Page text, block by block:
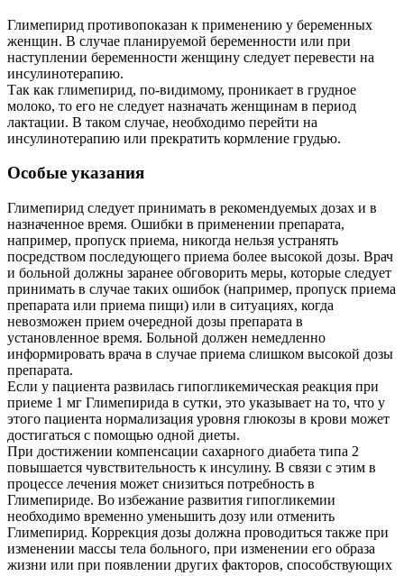
Глимепирид противопоказан к применению у беременных
женщин. В случае планируемой беременности или при
наступлении беременности женщину следует перевести на
инсулинотерапию.
Так как глимепирид, по-видимому, проникает в грудное
молоко, то его не следует назначать женщинам в период
лактации. В таком случае, необходимо перейти на
инсулинотерапию или прекратить кормление грудью.
Особые указания
Глимепирид следует принимать в рекомендуемых дозах и в
назначенное время. Ошибки в применении препарата,
например, пропуск приема, никогда нельзя устранять
посредством последующего приема более высокой дозы. Врач
и больной должны заранее обговорить меры, которые следует
принимать в случае таких ошибок (например, пропуск приема
препарата или приема пищи) или в ситуациях, когда
невозможен прием очередной дозы препарата в
установленное время. Больной должен немедленно
информировать врача в случае приема слишком высокой дозы
препарата.
Если у пациента развилась гипогликемическая реакция при
приеме 1 мг Глимепирида в сутки, это указывает на то, что у
этого пациента нормализация уровня глюкозы в крови может
достигаться с помощью одной диеты.
При достижении компенсации сахарного диабета типа 2
повышается чувствительность к инсулину. В связи с этим в
процессе лечения может снизиться потребность в
Глимепириде. Во избежание развития гипогликемии
необходимо временно уменьшить дозу или отменить
Глимепирид. Коррекция дозы должна проводиться также при
изменении массы тела больного, при изменении его образа
жизни или при появлении других факторов, способствующих